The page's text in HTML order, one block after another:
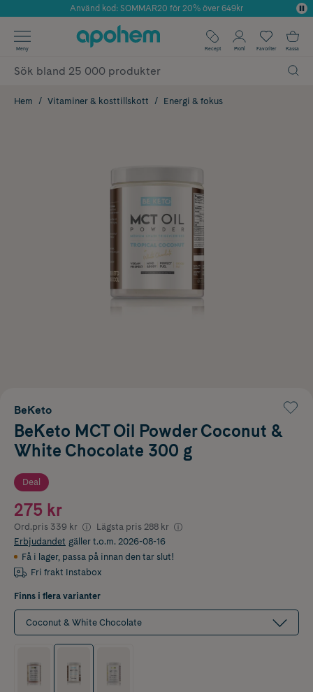
Årets Butik 2025 inom Skönhet
Använd kod: SOMMAR20 för 20% över 649kr
✓ Fri frakt
✓ Poäng på alla köp*
Meny Recept Profil Favoriter Kassa
Hem Vitaminer & kosttillskott Energi & fokus
BeKeto
BeKeto MCT Oil Powder Coconut &
White Chocolate 300 g
Deal
275 kr
Ord.pris 339 kr Lägsta pris 288 kr
Erbjudandet gäller t.o.m. 2026-08-16
Få i lager, passa på innan den tar slut!
Fri frakt Instabox
Finns i flera varianter
Coconut & White Chocolate